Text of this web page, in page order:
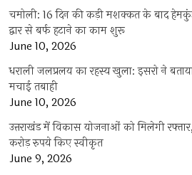
चमोली: 16 दिन की कड़ी मशक्कत के बाद
द्वार से बर्फ हटाने का काम शुरू
June 10, 2026
धराली जलप्रलय का रहस्य खुला: इसरो ने
मचाई तबाही
June 10, 2026
उत्तराखंड में विकास योजनाओं को मिलेगी
करोड़ रुपये किए स्वीकृत
June 9, 2026